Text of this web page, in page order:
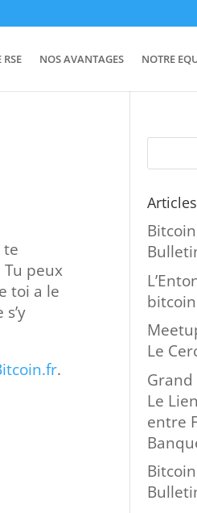
NOS AVANTAGES NOTRE
te
peux
toi a le
.
bitcoin
Le
Grand
Le
entre